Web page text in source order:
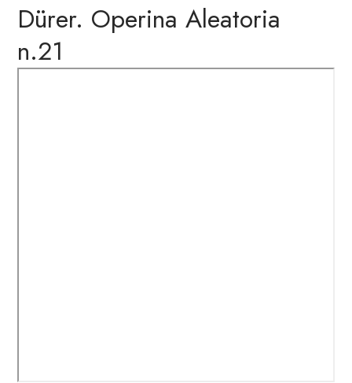
Dürer. Operina Aleatoria
n.21